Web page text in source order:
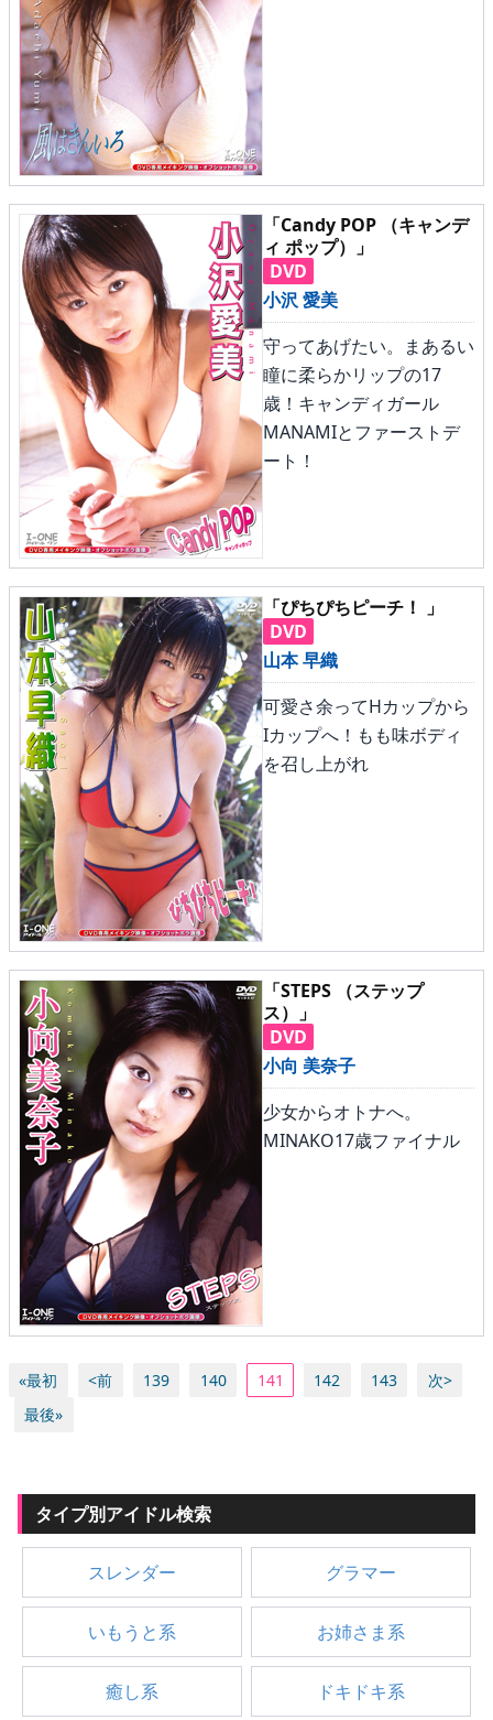
「Candy POP （キャンデ
ィ ポップ）」
DVD
小沢 愛美
守ってあげたい。まあるい
瞳に柔らかリップの17
歳！キャンディガール
MANAMIとファーストデ
ート！
「ぴちぴちピーチ！ 」
DVD
山本 早織
可愛さ余ってHカップから
Iカップへ！もも味ボディ
を召し上がれ
「STEPS （ステップ
ス）」
DVD
小向 美奈子
少女からオトナへ。
MINAKO17歳ファイナル
«最初 <前 139 140 141 142 143
次>
最後»
タイプ別アイドル検索
スレンダー グラマー
いもうと系 お姉さま系
癒し系 ドキドキ系